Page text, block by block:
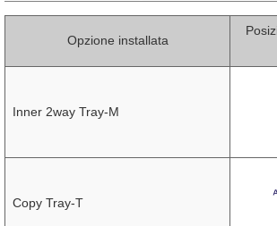
Opzione installata
Inner 2way Tray-M
Copy Tray-T